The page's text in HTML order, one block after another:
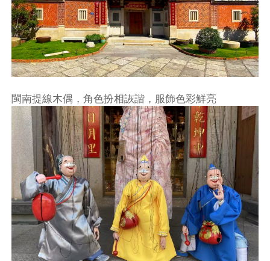
閩南提線木偶，角色扮相詼諧，服飾色彩鮮亮